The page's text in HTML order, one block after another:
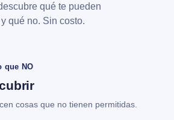
qué te pueden
qué no. Sin costo.
que NO
cosas que no tienen permitidas.